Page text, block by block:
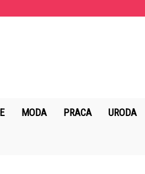
MODA PRACA URODA